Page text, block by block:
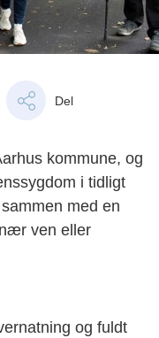
Del
kommune, og
i tidligt
med en
ven eller
og fuldt